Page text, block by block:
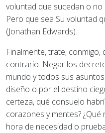
voluntad que sucedan o no
Pero que sea Su voluntad
(Jonathan Edwards).
Finalmente, trate,
contrario. Negar los
mundo y todos sus
diseño o por el destino
certeza, qué consuelo
corazones y mentes?
hora de necesidad o